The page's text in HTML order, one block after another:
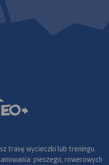
trasę wycieczki lub treningu.
pieszego, rowerowych